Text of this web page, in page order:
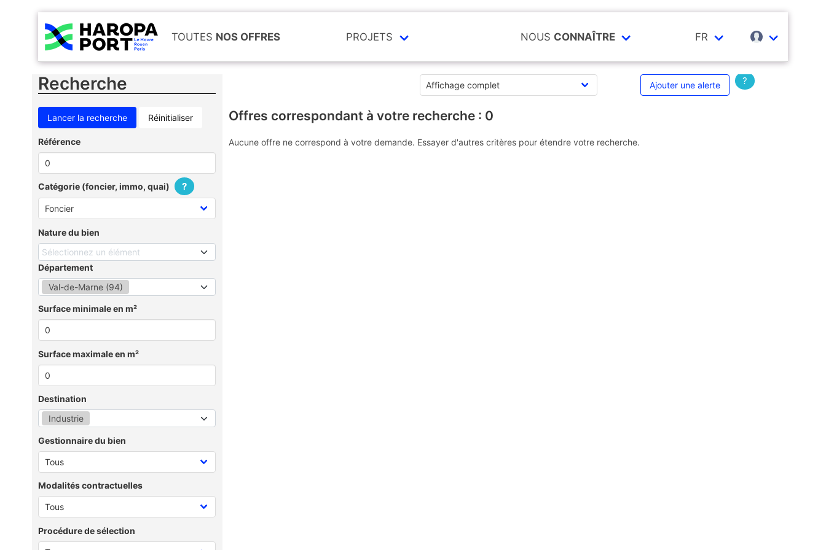
TOUTES NOS OFFRES PROJETS NOUS CONNAÎTRE FR
Recherche
Réinitialiser
Référence
Catégorie (foncier, immo, quai) ?
Nature du bien
Sélectionnez un élément
Département
Val-de-Marne (94)
Surface minimale en m²
Surface maximale en m²
Destination
Industrie
Gestionnaire du bien
Modalités contractuelles
Procédure de sélection
Ajouter une alerte ?
Offres correspondant à votre recherche : 0
Aucune offre ne correspond à votre demande. Essayer d'autres critères pour étendre votre recherche.